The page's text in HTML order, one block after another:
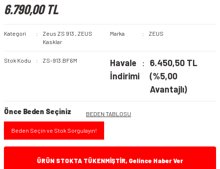
6.790,00 TL
Kategori Zeus ZS 913 , ZEUS
Kasklar
Marka ZEUS
Stok Kodu ZS-913.BF6M
Havale
İndirimi
6.450,50 TL
(%5,00
Avantajlı)
Önce Beden Seçiniz BEDEN TABLOSU
Beden Seçin ve Stok Sorgulayın!
ÜRÜN STOKTA TÜKENMİŞTİR, Gelince Haber Ver